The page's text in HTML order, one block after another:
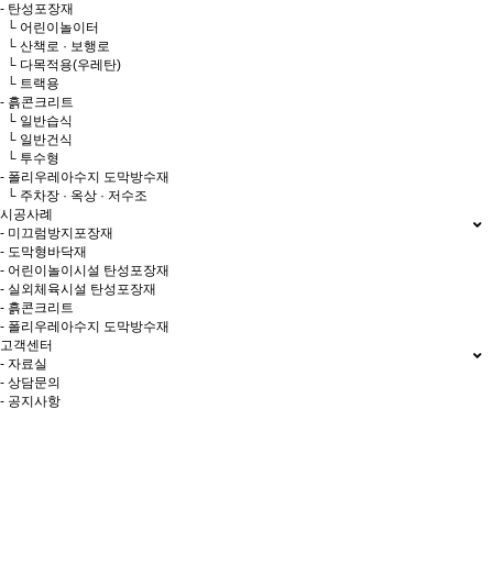
- 탄성포장재
└ 어린이놀이터
└ 산책로 · 보행로
└ 다목적용(우레탄)
└ 트랙용
- 흙콘크리트
└ 일반습식
└ 일반건식
└ 투수형
- 폴리우레아수지 도막방수재
└ 주차장 · 옥상 · 저수조
시공사례
- 미끄럼방지포장재
- 도막형바닥재
- 어린이놀이시설 탄성포장재
- 실외체육시설 탄성포장재
- 흙콘크리트
- 폴리우레아수지 도막방수재
고객센터
- 자료실
- 상담문의
- 공지사항